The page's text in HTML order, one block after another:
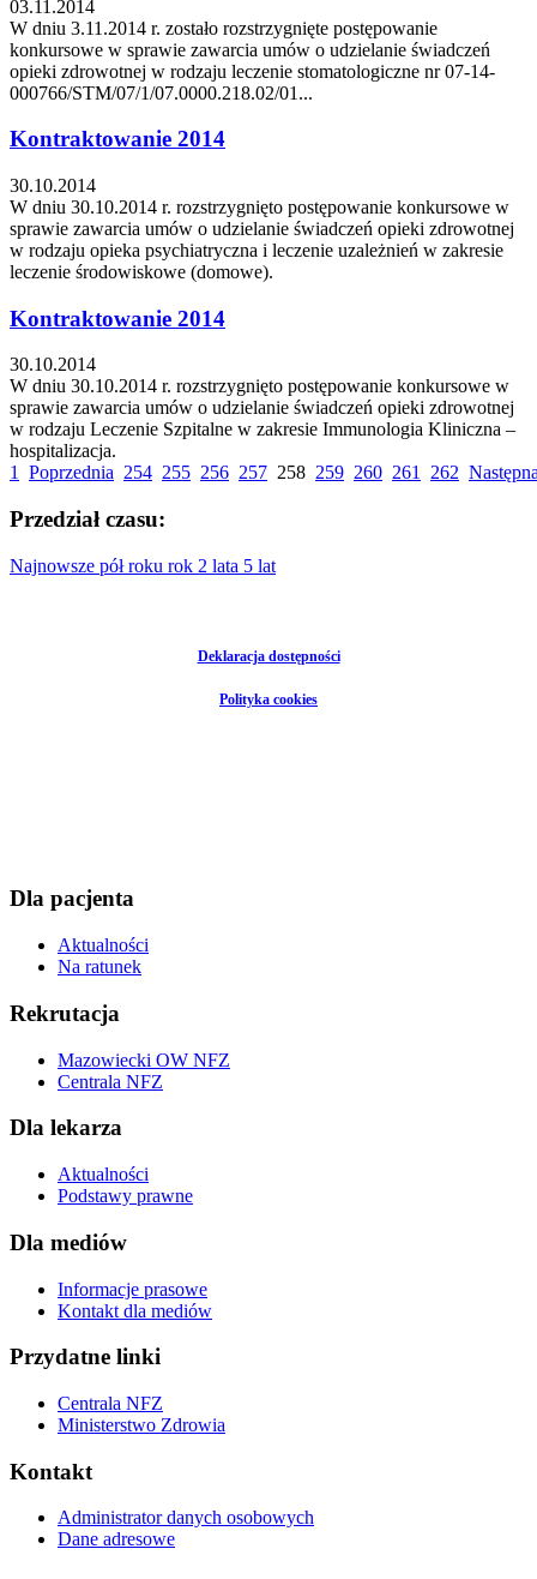
03.11.2014
W dniu 3.11.2014 r. zostało rozstrzygnięte postępowanie
konkursowe w sprawie zawarcia umów o udzielanie świadczeń
opieki zdrowotnej w rodzaju leczenie stomatologiczne nr 07-14-
000766/STM/07/1/07.0000.218.02/01...
Kontraktowanie 2014
30.10.2014
W dniu 30.10.2014 r. rozstrzygnięto postępowanie konkursowe w
sprawie zawarcia umów o udzielanie świadczeń opieki zdrowotnej
w rodzaju opieka psychiatryczna i leczenie uzależnień w zakresie
leczenie środowiskowe (domowe).
Kontraktowanie 2014
30.10.2014
W dniu 30.10.2014 r. rozstrzygnięto postępowanie konkursowe w
sprawie zawarcia umów o udzielanie świadczeń opieki zdrowotnej
w rodzaju Leczenie Szpitalne w zakresie Immunologia Kliniczna –
hospitalizacja.
1 Poprzednia 254 255 256 257 258 259 260 261 262
Przedział czasu:
Najnowsze pół roku rok 2 lata 5 lat
Deklaracja dostępności
Polityka cookies
Dla pacjenta
Aktualności
Na ratunek
Rekrutacja
Mazowiecki OW NFZ
Centrala NFZ
Dla lekarza
Aktualności
Podstawy prawne
Dla mediów
Informacje prasowe
Kontakt dla mediów
Przydatne linki
Centrala NFZ
Ministerstwo Zdrowia
Kontakt
Administrator danych osobowych
Dane adresowe